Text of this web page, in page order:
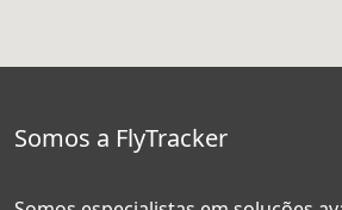
Somos a FlyTracker